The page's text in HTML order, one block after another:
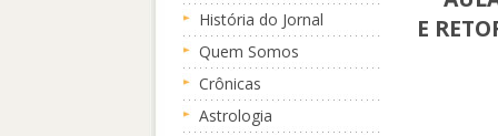
História do Jornal
Quem Somos
Crônicas
Astrologia
E